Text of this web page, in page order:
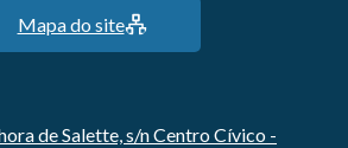
Mapa do site
de Salette, s/n Centro Cívico -